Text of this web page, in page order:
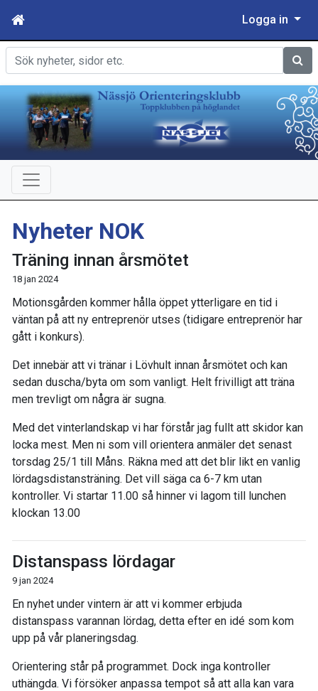
Logga in
Sök
Nyheter NOK
Träning innan årsmötet
18 jan 2024
Motionsgården kommer hålla öppet ytterligare en tid i
väntan på att ny entreprenör utses (tidigare entreprenör har
gått i konkurs).
Det innebär att vi tränar i Lövhult innan årsmötet och kan
sedan duscha/byta om som vanligt. Helt frivilligt att träna
men trevligt om några är sugna.
Med det vinterlandskap vi har förstår jag fullt att skidor kan
locka mest. Men ni som vill orientera anmäler det senast
torsdag 25/1 till Måns. Räkna med att det blir likt en vanlig
lördagsdistansträning. Det vill säga ca 6-7 km utan
kontroller. Vi startar 11.00 så hinner vi lagom till lunchen
klockan 13.00
Distanspass lördagar
9 jan 2024
En nyhet under vintern är att vi kommer erbjuda
distanspass varannan lördag, detta efter en idé som kom
upp på vår planeringsdag.
Orientering står på programmet. Dock inga kontroller
uthängda. Vi försöker anpassa tempot så att alla kan vara